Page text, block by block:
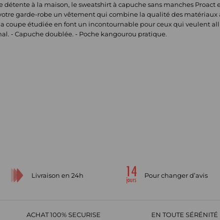
à la maison, le sweatshirt à capuche sans manches
garde-robe un vêtement qui combine la qualité des
coupe étudiée en font un incontournable pour ceux qui veulent
- Capuche doublée. - Poche kangourou pratique.
Livraison en 24h Pour changer d’avis
ACHAT 100% SECURISE EN TOUTE SÉRÉNITÉ